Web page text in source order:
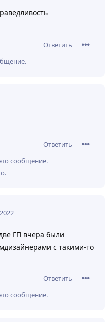
Ответить
Ответить
сообщение.
.
ГП вчера были
с такими-то
Ответить
сообщение.